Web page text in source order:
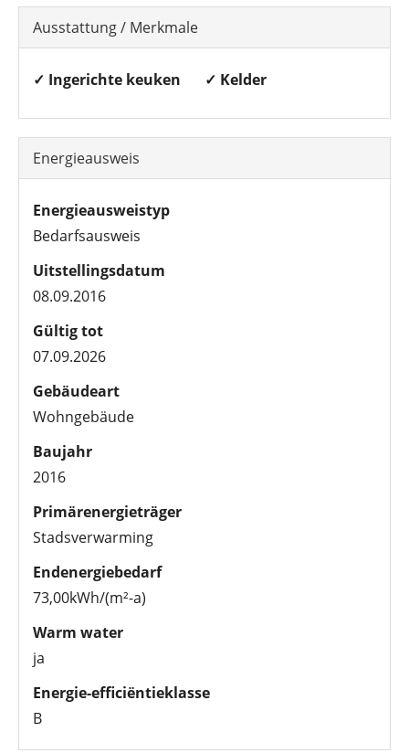
Ausstattung / Merkmale
✓ Ingerichte keuken ✓ Kelder
Energieausweis
Energieausweistyp
Bedarfsausweis
Uitstellingsdatum
08.09.2016
Gültig tot
07.09.2026
Gebäudeart
Wohngebäude
Baujahr
2016
Primärenergieträger
Stadsverwarming
Endenergiebedarf
73,00kWh/(m²-a)
Warm water
ja
Energie-efficiëntieklasse
B